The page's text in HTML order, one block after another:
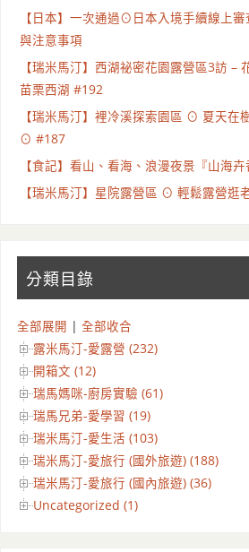
【日本】一次通過⊙日本入境手續線上
與注意事項
【瑞米馬汀】西湖祕密花園露營區3訪 –
苗栗西湖 #192
【瑞米馬汀】裡冷溪探索園區 ⊙ 夏天
⊙ #187
【食記】看山、看海、浪漫夜景『山海卉
【瑞米馬汀】星院露營區 ⊙ 輕鬆露營
分類目錄
全部展開 | 全部收合
露米馬汀-愛露營 (232)
開箱文 (12)
瑞馬媽咪-廚房實驗 (61)
瑞馬兄弟-愛學習 (19)
瑞米馬汀-愛生活 (103)
瑞米馬汀-愛旅行 (國外旅遊) (188)
瑞米馬汀-愛旅行 (國內旅遊) (36)
Uncategorized (1)